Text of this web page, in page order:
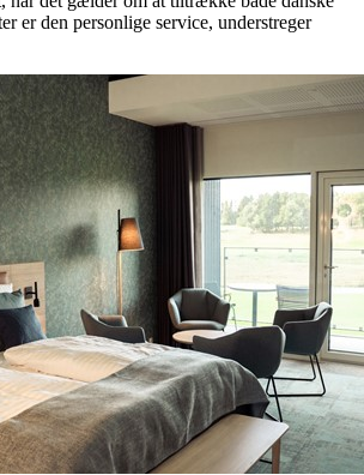
er den personlige service, understreger